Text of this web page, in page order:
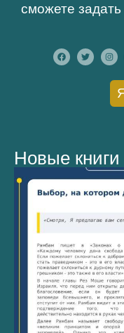
сможете
Новые книги